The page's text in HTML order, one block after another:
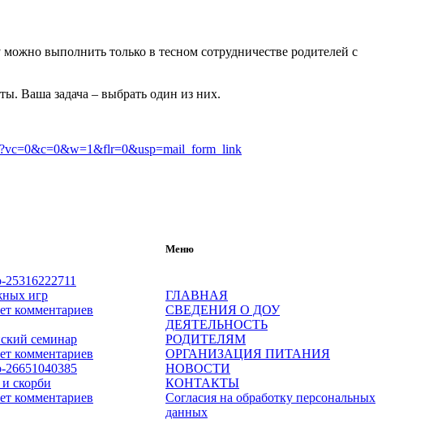
выполнить только в тесном сотрудничестве родителей с
Ваша задача – выбрать один из них.
игр
комментариев
семинар
комментариев
скорби
комментариев
Меню
ГЛАВНАЯ
СВЕДЕНИЯ О ДОУ
ДЕЯТЕЛЬНОСТЬ
РОДИТЕЛЯМ
ОРГАНИЗАЦИЯ ПИТАНИЯ
НОВОСТИ
КОНТАКТЫ
Согласия на обработку персональных
данных